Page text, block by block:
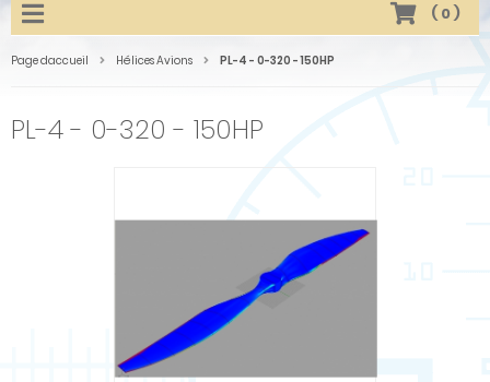
( 0)
Page daccueil Hélices Avions PL-4 - 0-320 - 150HP
PL-4 - 0-320 - 150HP